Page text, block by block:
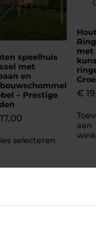
speelhuis
met
en
– Prestige
selecteren
met
€
aan
met